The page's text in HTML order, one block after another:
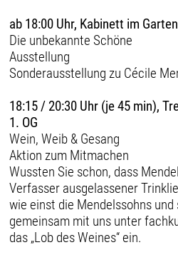
ab 18:00 Uhr, Kabinett im
Die unbekannte Schöne
Ausstellung
Sonderausstellung zu Cécile
18:15 / 20:30 Uhr (je 45 min),
1. OG
Wein, Weib & Gesang
Aktion zum Mitmachen
Wussten Sie schon, dass
Verfasser ausgelassener
wie einst die Mendelssohns und
gemeinsam mit uns unter
das „Lob des Weines“ ein.